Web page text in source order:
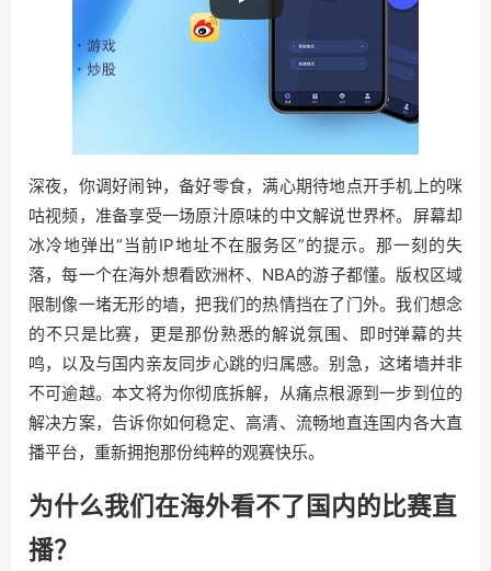
深夜，你调好闹钟，备好零食，满心期待地点开手机上的咪
咕视频，准备享受一场原汁原味的中文解说世界杯。屏幕却
冰冷地弹出“当前IP地址不在服务区”的提示。那一刻的失
落，每一个在海外想看欧洲杯、NBA的游子都懂。版权区域
限制像一堵无形的墙，把我们的热情挡在了门外。我们想念
的不只是比赛，更是那份熟悉的解说氛围、即时弹幕的共
鸣，以及与国内亲友同步心跳的归属感。别急，这堵墙并非
不可逾越。本文将为你彻底拆解，从痛点根源到一步到位的
解决方案，告诉你如何稳定、高清、流畅地直连国内各大直
播平台，重新拥抱那份纯粹的观赛快乐。
为什么我们在海外看不了国内的比赛直
播？